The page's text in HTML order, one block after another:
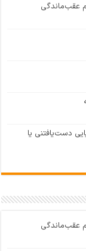
عقب‌ماندگی
دست‌یافتنی یا
عقب‌ماندگی